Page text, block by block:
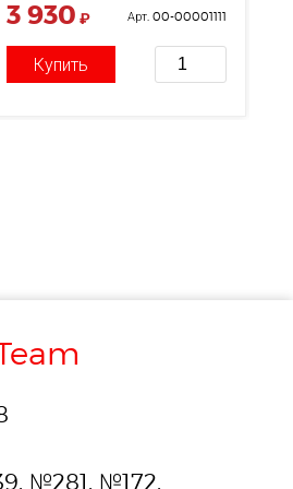
3 930 ₽ Арт. 00-00001111
Купить
№281, №172,